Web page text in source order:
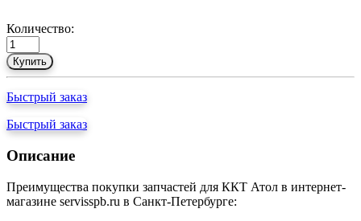
Количество:
Купить
Быстрый заказ
Быстрый заказ
Описание
Преимущества покупки запчастей для ККТ Атол в интернет-
магазине servisspb.ru в Санкт-Петербурге: